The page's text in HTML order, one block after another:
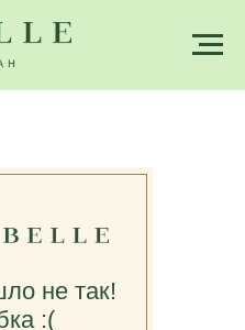
не так!
:(